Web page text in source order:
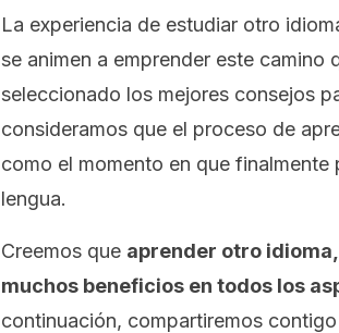
La experiencia de estudiar otro
se animen a emprender este camino
seleccionado los mejores consejos
consideramos que el proceso de
como el momento en que
lengua.
Creemos que aprender otro
muchos beneficios en todos los
continuación, compartiremos